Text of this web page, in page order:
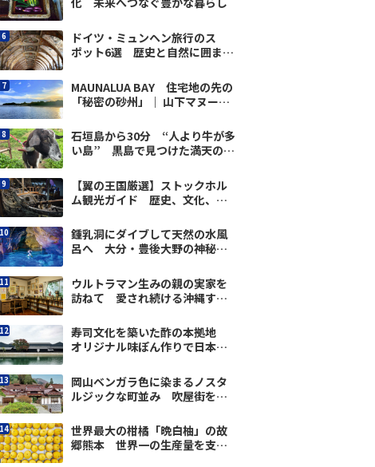
ドイツ・ミュンヘン旅行のス
ポット6選 歴史と自然に囲まれ
MAUNALUA BAY 住宅地の先の
「秘密の砂州」｜ 山下マヌーの
石垣島から30分 “人より牛が多
い島” 黒島で見つけた満天の星
【翼の王国厳選】ストックホル
ム観光ガイド 歴史、文化、自
10選
鍾乳洞にダイブして天然の水風
呂へ 大分・豊後大野の神秘す
ウルトラマン生みの親の実家を
訪ねて 愛され続ける沖縄すき
寿司文化を築いた酢の本拠地
オリジナル味ぽん作りで日本の
岡山ベンガラ色に染まるノスタ
ルジックな町並み 吹屋街を歩
世界最大の柑橘「晩白柚」の故
郷熊本 世界一の生産量を支え